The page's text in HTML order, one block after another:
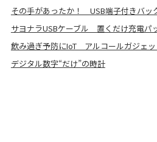
その手があったか！ USB端子付きバッ
サヨナラUSBケーブル 置くだけ充電パ
飲み過ぎ予防にIoT アルコールガジェッ
デジタル数字“だけ”の時計